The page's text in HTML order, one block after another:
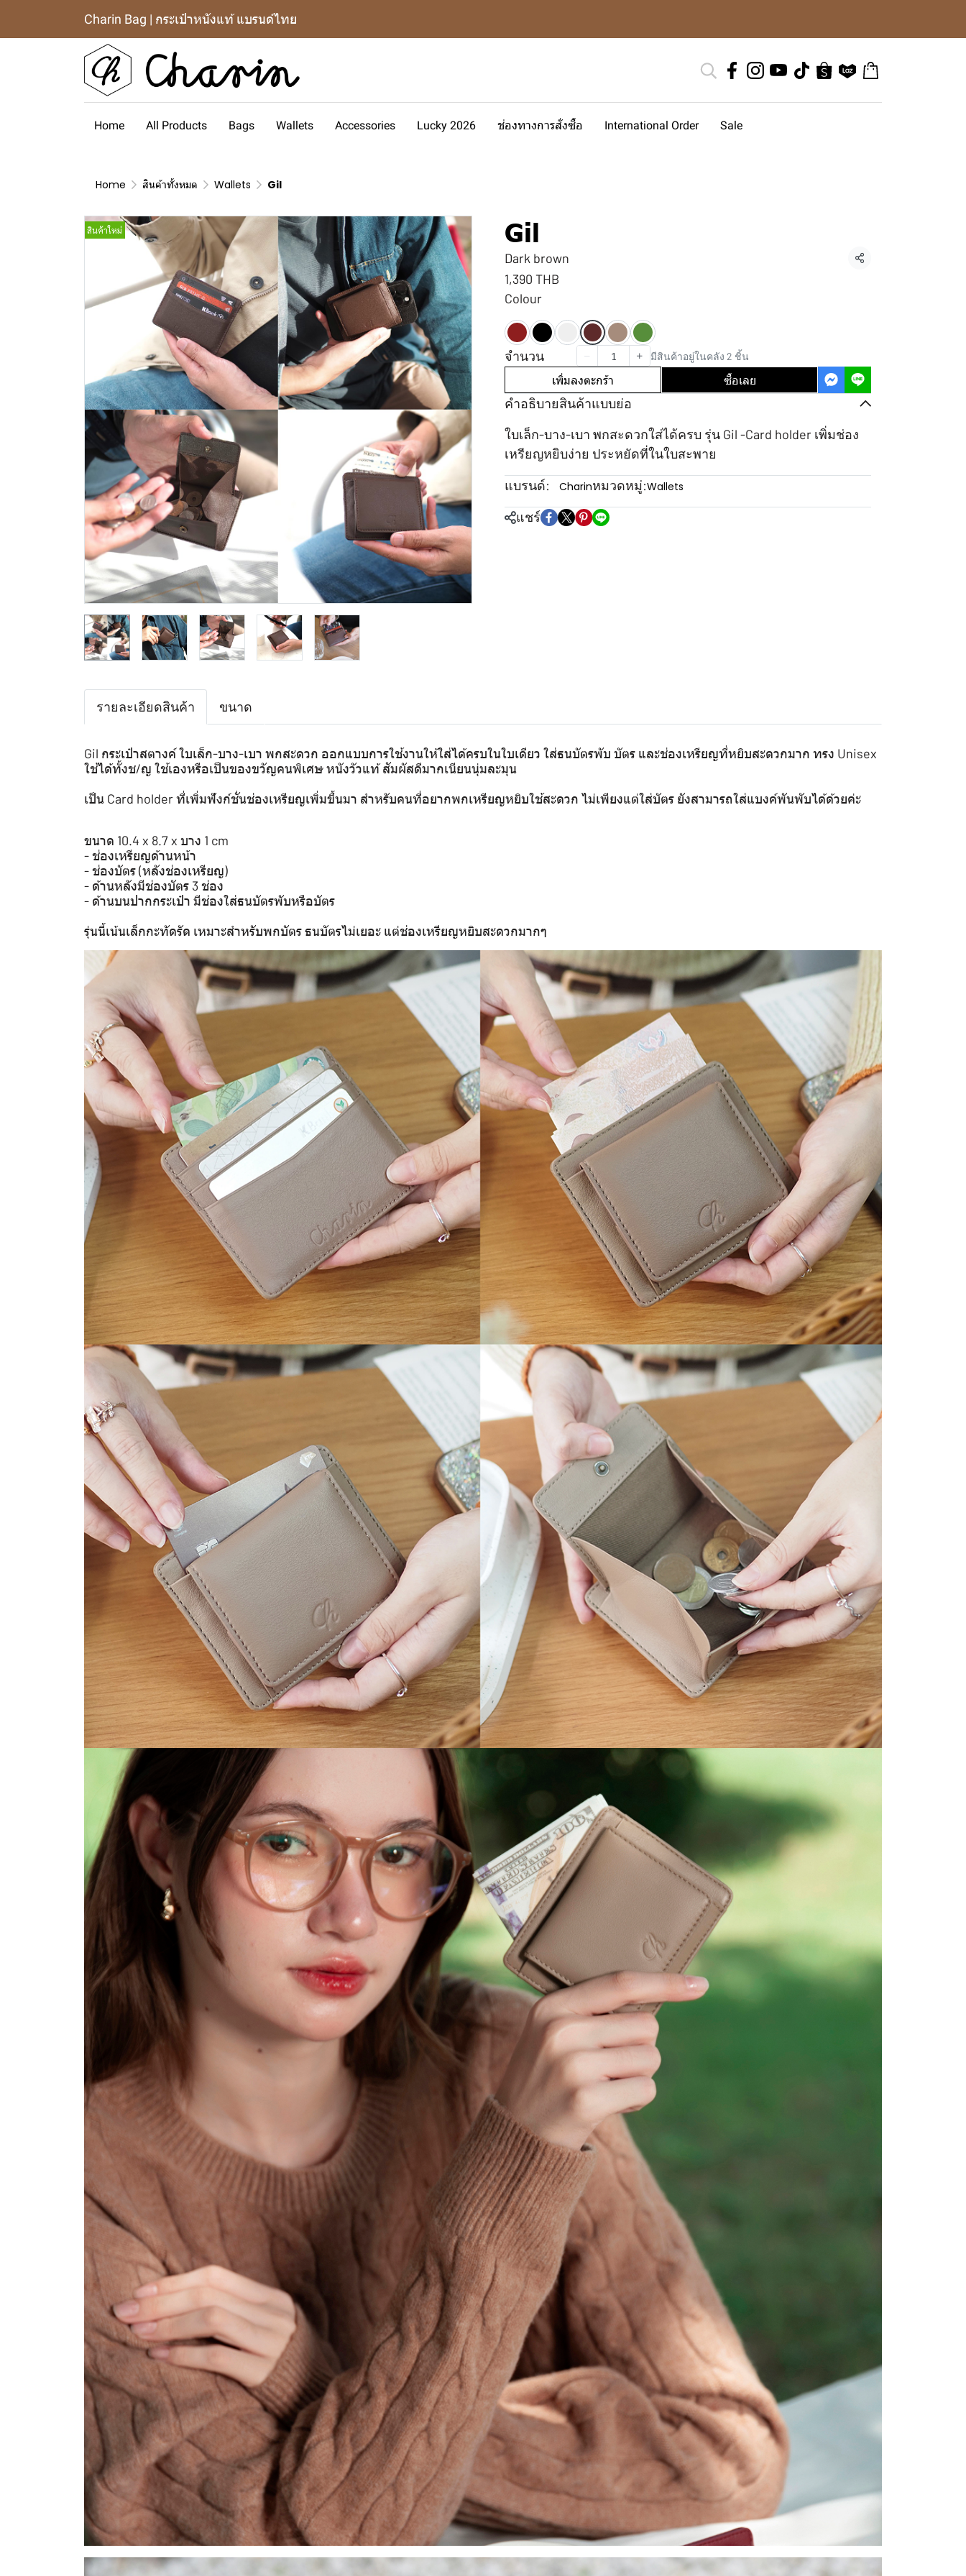
Charin Bag | กระเป๋าหนังแท้ แบรนด์ไทย
Home All Products Bags Wallets Accessories Lucky 2026 ช่องทางการสั่งซื้อ International Order Sale
Home สินค้าทั้งหมด Wallets Gil
สินค้าใหม่ Gil
Dark brown แชร์
1,390 THB
Colour
จำนวน มีสินค้าอยู่ในคลัง 2 ชิ้น
เพิ่มลงตะกร้า ซื้อเลย
คำอธิบายสินค้าแบบย่อ
ใบเล็ก-บาง-เบา พกสะดวกใส่ได้ครบ รุ่น Gil -Card holder เพิ่มช่อง
เหรียญหยิบง่าย ประหยัดที่ในใบสะพาย
แบรนด์:
Charinหมวดหมู่:Wallets
แชร์
รายละเอียดสินค้า ขนาด
Gil กระเป๋าสตางค์ ใบเล็ก-บาง-เบา พกสะดวก ออกแบบการใช้งานให้ใส่ได้ครบในใบเดียว ใส่ธนบัตรพับ บัตร และช่องเหรียญที่หยิบสะดวกมาก ทรง Unisex
ใช้ได้ทั้งช/ญ ใช้เองหรือเป็นของขวัญคนพิเศษ หนังวัวแท้ สัมผัสดีมากเนียนนุ่มละมุน
เป็น Card holder ที่เพิ่มฟังก์ชั่นช่องเหรียญเพิ่มขึ้นมา สำหรับคนที่อยากพกเหรียญหยิบใช้สะดวก ไม่เพียงแต่ใส่บัตร ยังสามารถใส่แบงค์พันพับได้ด้วยค่ะ
ขนาด 10.4 x 8.7 x บาง 1 cm
- ช่องเหรียญด้านหน้า
- ช่องบัตร (หลังช่องเหรียญ)
- ด้านหลังมีช่องบัตร 3 ช่อง
- ด้านบนปากกระเป๋า มีช่องใส่ธนบัตรพับหรือบัตร
รุ่นนี้เน้นเล็กกะทัดรัด เหมาะสำหรับพกบัตร ธนบัตรไม่เยอะ แต่ช่องเหรียญหยิบสะดวกมากๆ